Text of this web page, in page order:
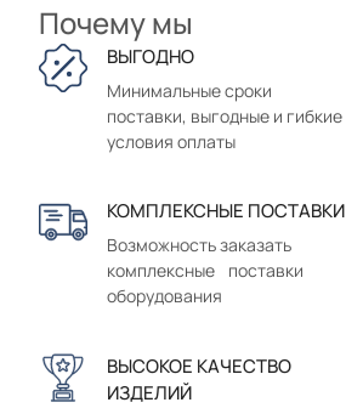
Почему мы
ВЫГОДНО
Минимальные сроки
поставки, выгодные и гибкие
условия оплаты
КОМПЛЕКСНЫЕ ПОСТАВКИ
Возможность заказать
комплексные поставки
оборудования
ВЫСОКОЕ КАЧЕСТВО
ИЗДЕЛИЙ